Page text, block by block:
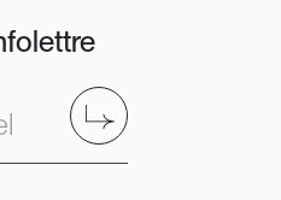
Envoyer